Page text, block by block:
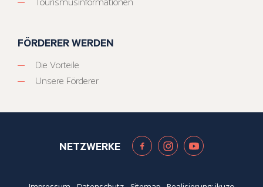
FÖRDERER WERDEN
Die Vorteile
Unsere Förderer
NETZWERKE